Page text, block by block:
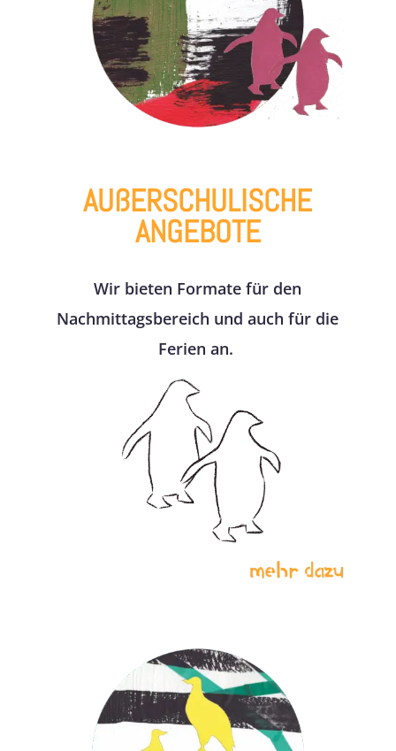
AUßERSCHULISCHE
ANGEBOTE
Wir bieten Formate für den
Nachmittagsbereich und auch für die
Ferien an.